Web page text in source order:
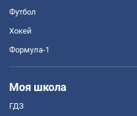
Футбол
Хокей
Формула-1
Моя школа
ГДЗ